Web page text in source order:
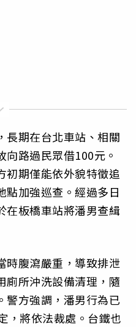
長期在台北車站、相關
路過民眾借100元。
初期僅能依外貌特徵追
點加強巡查。經過多日
在板橋車站將潘男查緝
時腹瀉嚴重，導致排泄
廁所沖洗設備清理，隨
警方強調，潘男行為已
，將依法裁處。台鐵也